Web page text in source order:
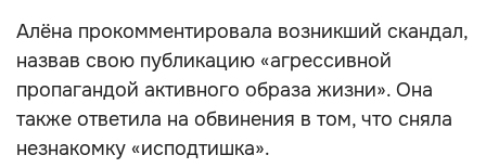
Алёна прокомментировала возникший скандал,
назвав свою публикацию «агрессивной
пропагандой активного образа жизни». Она
также ответила на обвинения в том, что сняла
незнакомку «исподтишка».